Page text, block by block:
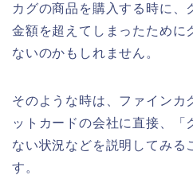
カグの商品を購入する時に、
金額を超えてしまったために
ないのかもしれません。
そのような時は、ファインカ
ットカードの会社に直接、「
ない状況などを説明してみる
す。